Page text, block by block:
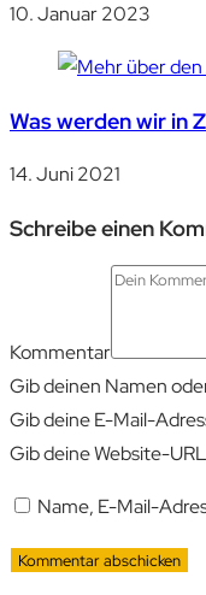
10. Januar 2023
Was werden wir in
14. Juni 2021
Schreibe einen
Kommentar
Gib deinen Namen
Gib deine E-Mail-
Gib deine Website-
Name, E-Mail-